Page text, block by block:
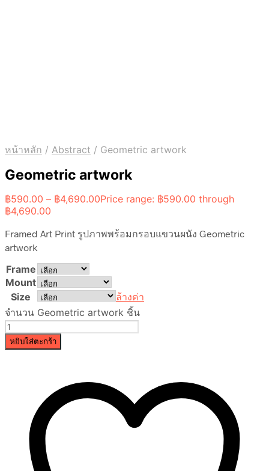
หน้าหลัก / Abstract / Geometric artwork
Geometric artwork
฿590.00 – ฿4,690.00Price range: ฿590.00 through
฿4,690.00
Framed Art Print รูปภาพพร้อมกรอบแขวนผนัง Geometric
artwork
Frame
Mount
Size
ล้างค่า
จำนวน Geometric artwork ชิ้น
หยิบใส่ตะกร้า